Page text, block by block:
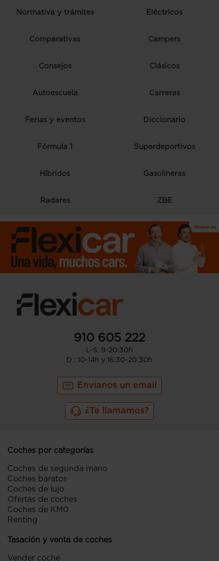
Normativa y trámites Eléctricos
Comparativas Campers
Consejos Clásicos
Autoescuela Carreras
Ferias y eventos Diccionario
Fórmula 1 Superdeportivos
Híbridos Gasolineras
Radares ZBE
910 605 222
L-S: 9-20:30h
D : 10-14h y 16:30-20:30h
Envíanos un email
¿Te llamamos?
Coches por categorías
Coches de segunda mano
Coches baratos
Coches de lujo
Ofertas de coches
Coches de KM0
Renting
Tasación y venta de coches
Vender coche